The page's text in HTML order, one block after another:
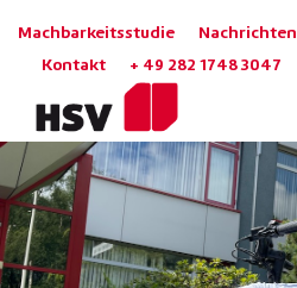
Machbarkeitsstudie Nachrichten
Kontakt + 49 282 1748 3047